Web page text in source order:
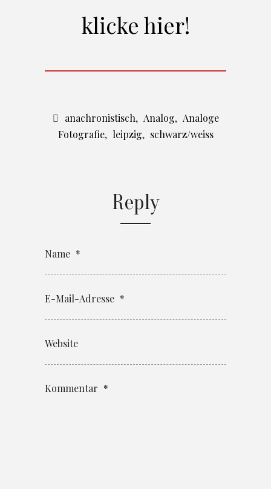
klicke hier!
anachronistisch, Analog, Analoge
Fotografie, leipzig, schwarz/weiss
Reply
Name *
E-Mail-Adresse *
Website
Kommentar *